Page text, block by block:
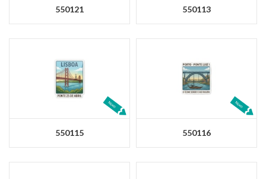
550121 550113
550115 550116